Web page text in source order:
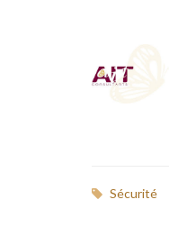
Sécurité